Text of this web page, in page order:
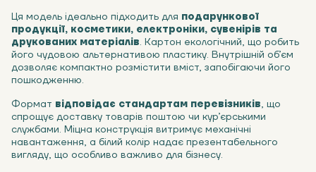
Ця модель ідеально підходить для подарункової
продукції, косметики, електроніки, сувенірів та
друкованих матеріалів. Картон екологічний, що робить
його чудовою альтернативою пластику. Внутрішній об’єм
дозволяє компактно розмістити вміст, запобігаючи його
пошкодженню.
Формат відповідає стандартам перевізників, що
спрощує доставку товарів поштою чи кур’єрськими
службами. Міцна конструкція витримує механічні
навантаження, а білий колір надає презентабельного
вигляду, що особливо важливо для бізнесу.